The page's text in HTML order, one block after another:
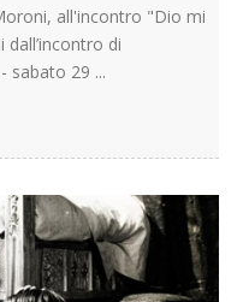
all'incontro "Dio mi
di
sabato 29 ...